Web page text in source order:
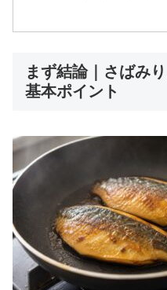
まず結論｜さばみ
基本ポイント